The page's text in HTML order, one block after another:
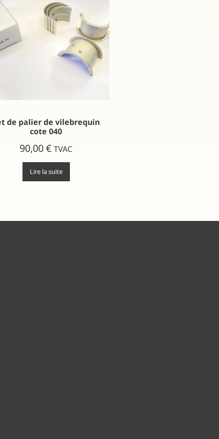
de palier de vilebrequin
cote 040
90,00€ TVAC
Lire la suite